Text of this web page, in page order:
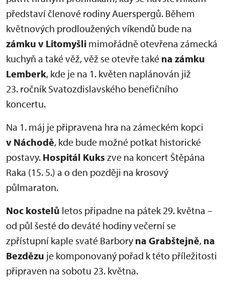
představí členové rodiny Auerspergů. Během
květnových prodloužených víkendů bude na
zámku v Litomyšli mimořádně otevřena zámecká
kuchyň a také věž, věž se otevře také na zámku
Lemberk, kde je na 1. květen naplánován již
23. ročník Svatozdislavského benefičního
koncertu.
Na 1. máj je připravena hra na zámeckém kopci
v Náchodě, kde bude možné potkat historické
postavy. Hospitál Kuks zve na koncert Štěpána
Raka (15. 5.) a o den později na krosový
půlmaraton.
Noc kostelů letos připadne na pátek 29. května –
od půl šesté do deváté hodiny večerní se
zpřístupní kaple svaté Barbory na Grabštejně, na
Bezdězu je komponovaný pořad k této příležitosti
připraven na sobotu 23. května.